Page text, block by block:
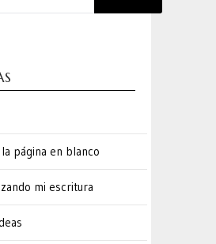
página en blanco
mi escritura